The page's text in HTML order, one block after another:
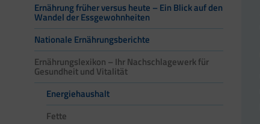
Ernährung früher versus heute – Ein Blick auf den
Wandel der Essgewohnheiten
Nationale Ernährungsberichte
Ernährungslexikon – Ihr Nachschlagewerk für
Gesundheit und Vitalität
Energiehaushalt
Fette